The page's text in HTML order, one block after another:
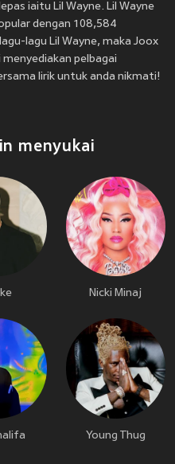
iaitu Lil Wayne. Lil Wayne
dengan 108,584
lagu Lil Wayne, maka Joox
pelbagai
lirik untuk anda nikmati!
menyukai
Nicki Minaj
Young Thug